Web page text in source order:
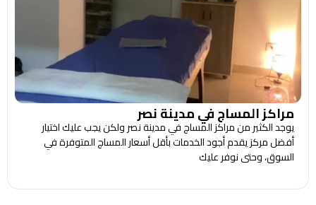
مراكز المساج في مدينة نصر
يوجد الكثير من مراكز المساج في مدينة نصر ولكن يجب عليك اختيار
أفضل مركز يقدم أجود الخدمات بأقل أسعار المساج المتوفرة في
السوق، وحتى نوفر عليك